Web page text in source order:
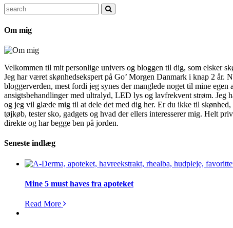
Search
for:
Om mig
Velkommen til mit personlige univers og bloggen til dig, som elsker
Jeg har været skønhedsekspert på Go’ Morgen Danmark i knap 2 år.
bloggerverden, mest fordi jeg synes der manglede noget til mine
ansigtsbehandlinger med ultralyd, LED lys og lavfrekvent strøm.
og jeg vil glæde mig til at dele det med dig her. Er du ikke til
tøjkøb, tester sko, gadgets og hvad der ellers interesserer mig. Helt
direkte og har begge ben på jorden.
Seneste indlæg
Mine 5 must haves fra apoteket
Read More